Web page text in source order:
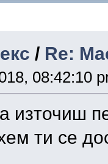
/ Re:
08:42:10
източиш
ти се